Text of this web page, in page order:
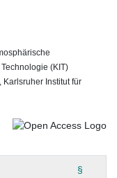
(KIT)
Karlsruher Institut für
§